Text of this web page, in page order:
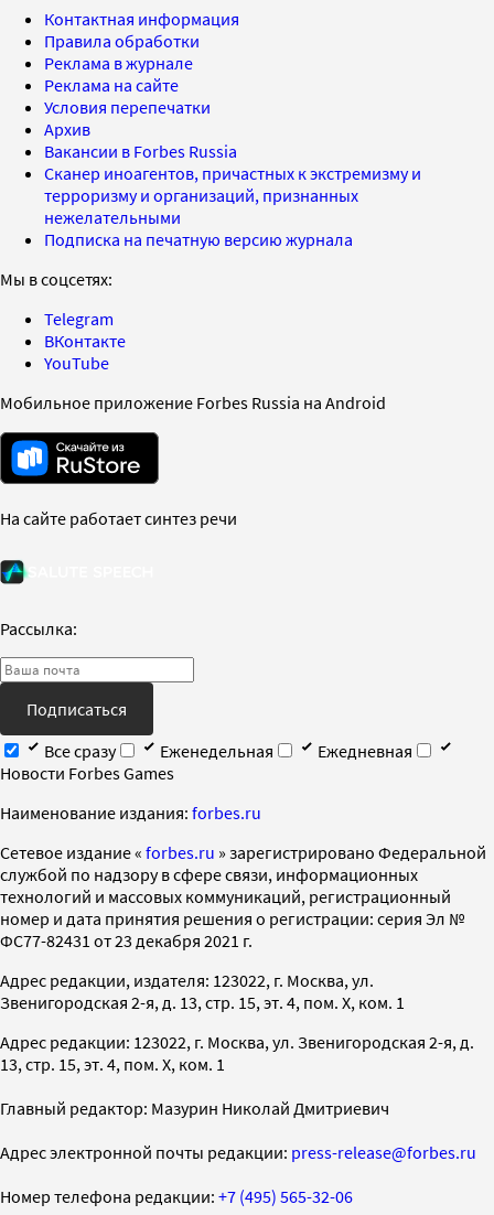
Контактная информация
Правила обработки
Реклама в журнале
Реклама на сайте
Условия перепечатки
Архив
Вакансии в Forbes Russia
Сканер иноагентов, причастных к экстремизму и
терроризму и организаций, признанных
нежелательными
Подписка на печатную версию журнала
Мы в соцсетях:
Telegram
ВКонтакте
YouTube
Мобильное приложение Forbes Russia на Android
На сайте работает синтез речи
Рассылка:
Подписаться
Все сразу
Еженедельная
Ежедневная
Новости Forbes Games
Наименование издания: forbes.ru
Cетевое издание « forbes.ru » зарегистрировано Федеральной
службой по надзору в сфере связи, информационных
технологий и массовых коммуникаций, регистрационный
номер и дата принятия решения о регистрации: серия Эл №
ФС77-82431 от 23 декабря 2021 г.
Адрес редакции, издателя: 123022, г. Москва, ул.
Звенигородская 2-я, д. 13, стр. 15, эт. 4, пом. X, ком. 1
Адрес редакции: 123022, г. Москва, ул. Звенигородская 2-я, д.
13, стр. 15, эт. 4, пом. X, ком. 1
Главный редактор: Мазурин Николай Дмитриевич
Адрес электронной почты редакции: press-release@forbes.ru
Номер телефона редакции: +7 (495) 565-32-06